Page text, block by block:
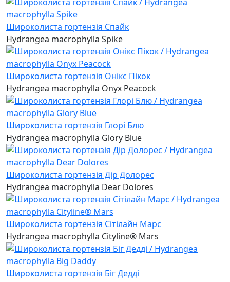
Широколиста гортензія Спайк
Hydrangea macrophylla Spike
Широколиста гортензія Онікс Пікок
Hydrangea macrophylla Onyx Peacock
Широколиста гортензія Глорі Блю
Hydrangea macrophylla Glory Blue
Широколиста гортензія Дір Долорес
Hydrangea macrophylla Dear Dolores
Широколиста гортензія Сітілайн Марс
Hydrangea macrophylla Cityline® Mars
Широколиста гортензія Біг Дедді